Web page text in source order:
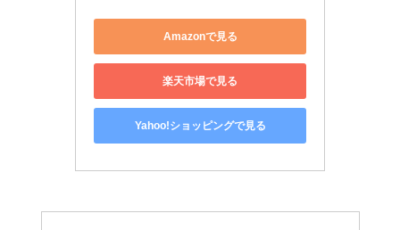
Amazonで見る
楽天市場で見る
Yahoo!ショッピングで見る